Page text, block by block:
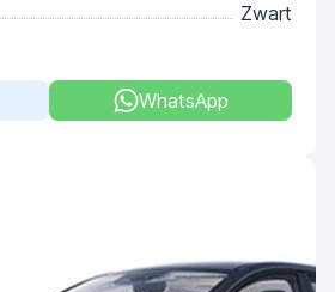
Zwart
WhatsApp